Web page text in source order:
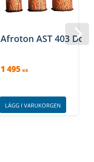
Afroton AST 403
1 495 KR
LÄGG I VARUKORGEN